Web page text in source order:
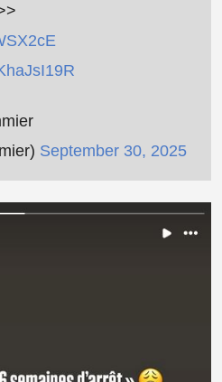
September 30, 2025